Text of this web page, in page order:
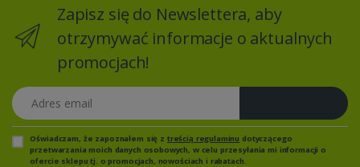
Zapisz się do Newslettera, aby
otrzymywać informacje o aktualnych
promocjach!
Adres email
Oświadczam, że zapoznałem się z treścią regulaminu dotyczącego
przetwarzania moich danych osobowych, w celu przesyłania mi informacji o
ofercie sklepu tj. o promocjach, nowościach i rabatach.